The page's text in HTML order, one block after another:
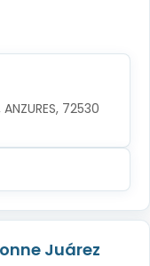
ANZURES, 72530
Juárez